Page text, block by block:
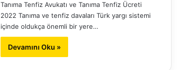
Tanıma Tenfiz Avukatı ve Tanıma Tenfiz Ücreti
2022 Tanıma ve tenfiz davaları Türk yargı sistemi
içinde oldukça önemli bir yere…
Devamını Oku »